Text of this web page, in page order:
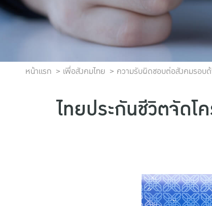
หน้าแรก เพื่อสังคมไทย ความรับผิดชอบต่อสังคมรอบ
ไทยประกันชีวิตจัดโ